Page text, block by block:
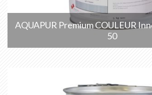
AQUAPUR Premium COULEUR
50